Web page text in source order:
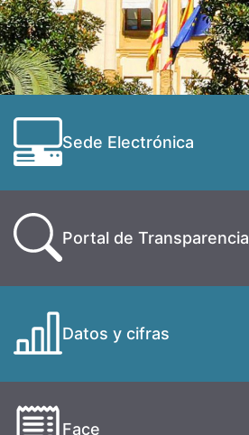
Sede Electrónica
Portal de Transparencia
Datos y cifras
Face